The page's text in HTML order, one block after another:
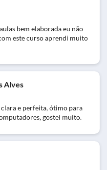
bem elaborada eu não
este curso aprendi muito
Alves
e perfeita, ótimo para
gostei muito.